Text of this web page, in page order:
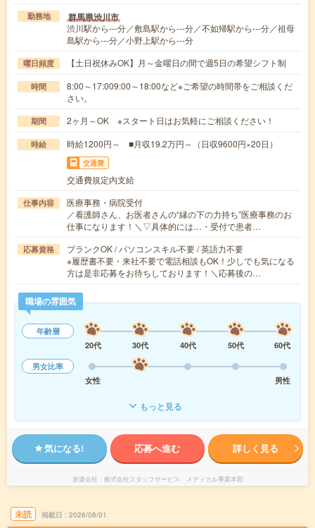
勤務地 群馬県渋川市
渋川駅から---分／敷島駅から---分／不如帰駅から---分／祖母
島駅から---分／小野上駅から---分
曜日頻度 【土日祝休みOK】月～金曜日の間で週5日の希望シフト制
時間
8:00～17:009:00～18:00など※ご希望の時間帯をご相談くだ
さい。
期間 2ヶ月～OK ※スタート日はお気軽にご相談ください！
時給 時給1200円～ ■月収19.2万円～（日収9600円×20日）
交通費
交通費規定内支給
仕事内容
医療事務・病院受付
／看護師さん、お医者さんの“縁の下の力持ち”医療事務のお
仕事になります！＼▽具体的には…・受付で患者…
応募資格
ブランクOK / パソコンスキル不要 / 英語力不要
※履歴書不要・来社不要で電話相談もOK！少しでも気になる
方は是非応募をお待ちしております！＼応募後の…
職場の雰囲気
年齢層
20代
30代 40代 50代
60代
男女比率
女性
男性
もっと見る
気になる! 応募へ進む 詳しく見る
派遣会社 株式会社スタッフサービス メディカル事業本部
未読 掲載日 2026/08/01